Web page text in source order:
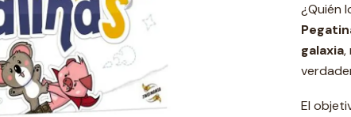
¿Quién
galaxia,
El